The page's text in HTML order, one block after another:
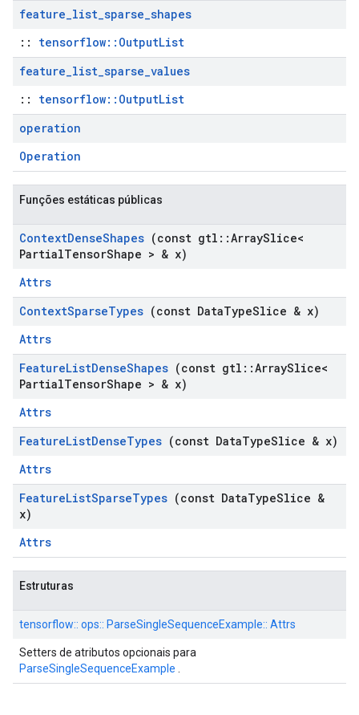
feature_list_sparse_shapes
:: tensorflow::OutputList
feature_list_sparse_values
:: tensorflow::OutputList
operation
Operation
Funções estáticas públicas
ContextDenseShapes (const gtl ::ArraySlice<
PartialTensorShape > & x)
Attrs
ContextSparseTypes (const DataTypeSlice & x)
Attrs
FeatureListDenseShapes (const gtl ::ArraySlice<
PartialTensorShape > & x)
Attrs
FeatureListDenseTypes (const DataTypeSlice & x)
Attrs
FeatureListSparseTypes (const DataTypeSlice &
x)
Attrs
Estruturas
tensorflow:: ops:: ParseSingleSequenceExample:: Attrs
Setters de atributos opcionais para
ParseSingleSequenceExample